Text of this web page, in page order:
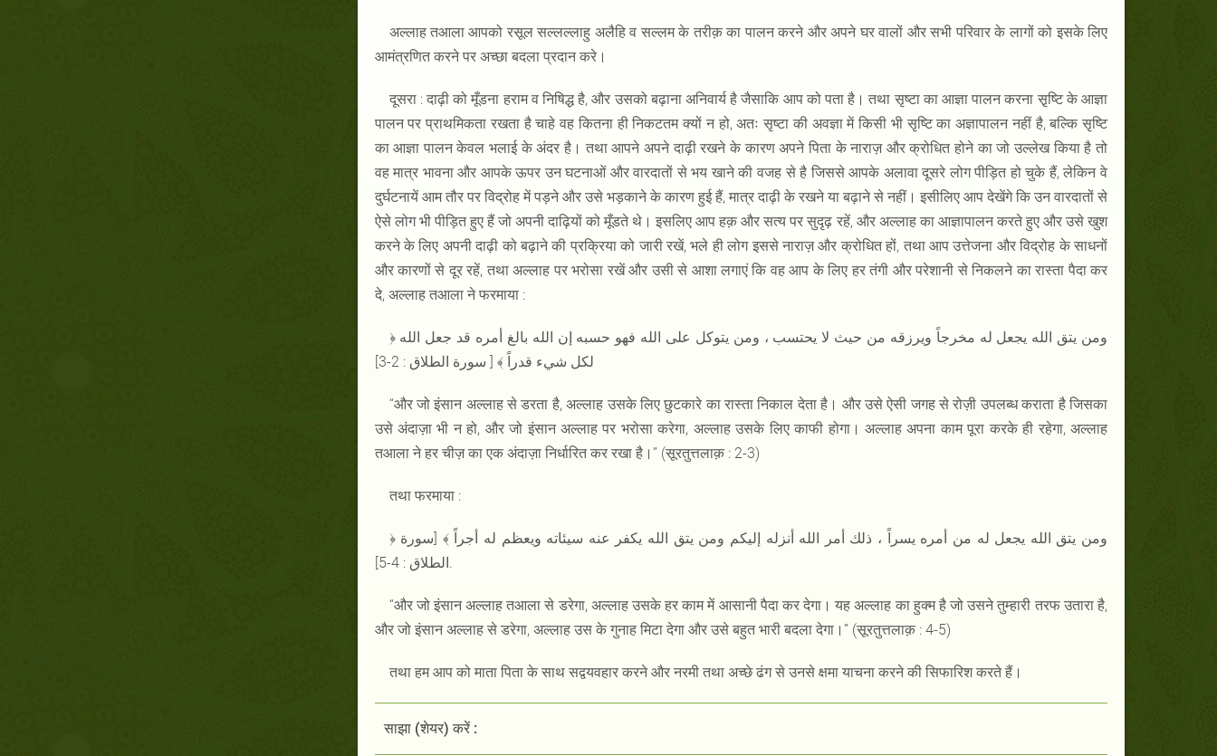
अल्लाह तआला आपको रसूल सल्लल्लाहु अलैहि व सल्लम के तरीक़ का पालन करने और अपने घर वालों और सभी परिवार के लागों को इसके लिए
आमंत्रणित करने पर अच्छा बदला प्रदान करे।
दूसरा : दाढ़ी को मूँडना हराम व निषिद्ध है, और उसको बढ़ाना अनिवार्य है जैसाकि आप को पता है। तथा सृष्टा का आज्ञा पालन करना सृ़ष्टि के आज्ञा
पालन पर प्राथमिकता रखता है चाहे वह कितना ही निकटतम क्यों न हो, अतः सृष्टा की अवज्ञा में किसी भी सृष्टि का अज्ञापालन नहीं है, बल्कि सृष्टि
का आज्ञा पालन केवल भलाई के अंदर है। तथा आपने अपने दाढ़ी रखने के कारण अपने पिता के नाराज़ और क्रोधित होने का जो उल्लेख किया है तो
वह मात्र भावना और आपके ऊपर उन घटनाओं और वारदातों से भय खाने की वजह से है जिससे आपके अलावा दूसरे लोग पीड़ित हो चुके हैं, लेकिन वे
दुर्घटनायें आम तौर पर विद्रोह में पड़ने और उसे भड़काने के कारण हुई हैं, मात्र दाढ़ी के रखने या बढ़ाने से नहीं। इसीलिए आप देखेंगे कि उन वारदातों से
ऐसे लोग भी पीड़ित हुए हैं जो अपनी दाढ़ियों को मूँडते थे। इसलिए आप हक़ और सत्य पर सुदृढ़ रहें, और अल्लाह का आज्ञापालन करते हुए और उसे खुश
करने के लिए अपनी दाढ़ी को बढ़ाने की प्रक्रिया को जारी रखें, भले ही लोग इससे नाराज़ और क्रोधित हों, तथा आप उत्तेजना और विद्रोह के साधनों
और कारणों से दूर रहें, तथा अल्लाह पर भरोसा रखें और उसी से आशा लगाएं कि वह आप के लिए हर तंगी और परेशानी से निकलने का रास्ता पैदा कर
दे, अल्लाह तआला ने फरमाया :
﴿ ومن يتق الله يجعل له مخرجاً ويرزقه من حيث لا يحتسب ، ومن يتوكل على الله فهو حسبه إن الله بالغ أمره قد جعل الله
لكل شيء قدراً ﴾ [ سورة الطلاق : 2-3]
‘‘और जो इंसान अल्लाह से डरता है, अल्लाह उसके लिए छुटकारे का रास्ता निकाल देता है। और उसे ऐसी जगह से रोज़ी उपलब्ध कराता है जिसका
उसे अंदाज़ा भी न हो, और जो इंसान अल्लाह पर भरोसा करेगा, अल्लाह उसके लिए काफी होगा। अल्लाह अपना काम पूरा करके ही रहेगा, अल्लाह
तआला ने हर चीज़ का एक अंदाज़ा निर्धारित कर रखा है।” (सूरतुत्तलाक़ : 2-3)
तथा फरमाया :
﴿ ومن يتق الله يجعل له من أمره يسراً ، ذلك أمر الله أنزله إليكم ومن يتق الله يكفر عنه سيئاته ويعظم له أجراً ﴾ [سورة
الطلاق : 4-5].
“और जो इंसान अल्लाह तआला से डरेगा, अल्लाह उसके हर काम में आसानी पैदा कर देगा। यह अल्लाह का हुक्म है जो उसने तुम्हारी तरफ उतारा है,
और जो इंसान अल्लाह से डरेगा, अल्लाह उस के गुनाह मिटा देगा और उसे बहुत भारी बदला देगा।” (सूरतुत्तलाक़ : 4-5)
तथा हम आप को माता पिता के साथ सद्वयवहार करने और नरमी तथा अच्छे ढंग से उनसे क्षमा याचना करने की सिफारिश करते हैं।
साझा (शेयर) करें :